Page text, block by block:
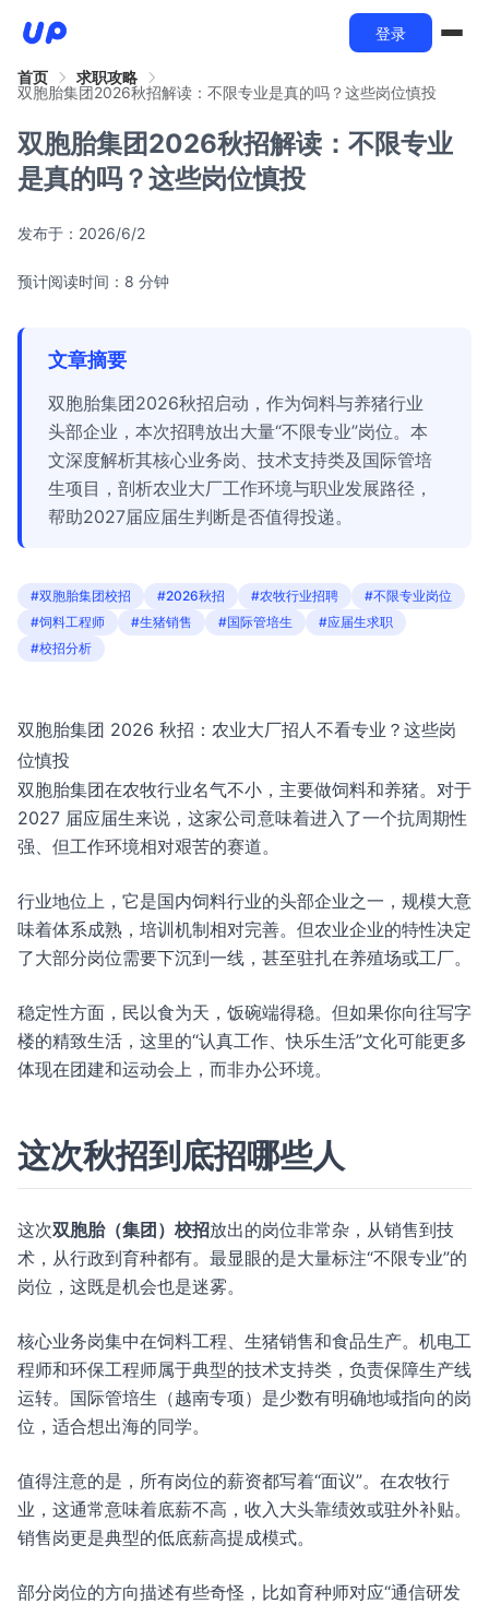
登录
首页
求职攻略
双胞胎集团2026秋招解读：不限专业是真的吗？这些岗位慎投
双胞胎集团2026秋招解读：不限专业
是真的吗？这些岗位慎投
发布于： 2026/6/2
预计阅读时间：8 分钟
文章摘要
双胞胎集团2026秋招启动，作为饲料与养猪行业
头部企业，本次招聘放出大量“不限专业”岗位。本
文深度解析其核心业务岗、技术支持类及国际管培
生项目，剖析农业大厂工作环境与职业发展路径，
帮助2027届应届生判断是否值得投递。
#双胞胎集团校招 #2026秋招 #农牧行业招聘
#不限专业岗位
#饲料工程师
#生猪销售 #国际管培生
#应届生求职
#校招分析
双胞胎集团 2026 秋招：农业大厂招人不看专业？这些岗
位慎投
双胞胎集团在农牧行业名气不小，主要做饲料和养猪。对于
2027 届应届生来说，这家公司意味着进入了一个抗周期性
强、但工作环境相对艰苦的赛道。
行业地位上，它是国内饲料行业的头部企业之一，规模大意
味着体系成熟，培训机制相对完善。但农业企业的特性决定
了大部分岗位需要下沉到一线，甚至驻扎在养殖场或工厂。
稳定性方面，民以食为天，饭碗端得稳。但如果你向往写字
楼的精致生活，这里的“认真工作、快乐生活”文化可能更多
体现在团建和运动会上，而非办公环境。
这次秋招到底招哪些人
这次双胞胎（集团）校招放出的岗位非常杂，从销售到技
术，从行政到育种都有。最显眼的是大量标注“不限专业”的
岗位，这既是机会也是迷雾。
核心业务岗集中在饲料工程、生猪销售和食品生产。机电工
程师和环保工程师属于典型的技术支持类，负责保障生产线
运转。国际管培生（越南专项）是少数有明确地域指向的岗
位，适合想出海的同学。
值得注意的是，所有岗位的薪资都写着“面议”。在农牧行
业，这通常意味着底薪不高，收入大头靠绩效或驻外补贴。
销售岗更是典型的低底薪高提成模式。
部分岗位的方向描述有些奇怪，比如育种师对应“通信研发